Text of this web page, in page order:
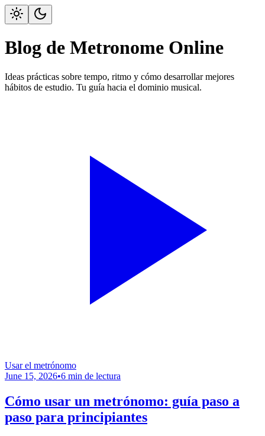
Blog de Metronome Online
Ideas prácticas sobre tempo, ritmo y cómo desarrollar mejores
hábitos de estudio. Tu guía hacia el dominio musical.
Usar el metrónomo
June 15, 2026•6 min de lectura
Cómo usar un metrónomo: guía paso a
paso para principiantes